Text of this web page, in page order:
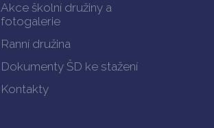
Akce školní družiny a
fotogalerie
Ranní družina
Dokumenty ŠD ke stažení
Kontakty